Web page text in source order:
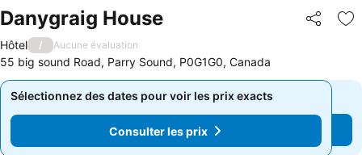
Danygraig House Partager
Hôtel / Aucune évaluation
55 big sound Road, Parry Sound, P0G1G0, Canada
Sélectionnez des dates pour voir les prix exacts
Consulter les prix
Sélectionnez des dates pour voir les prix exacts
Consulter les prix